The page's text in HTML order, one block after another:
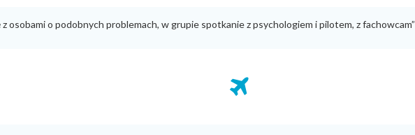
z osobami o podobnych problemach, w grupie spotkanie z psychologiem i pilotem, z fachowcam”